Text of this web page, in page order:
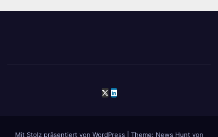
Mit Stolz präsentiert von WordPress
Theme: News Hunt von